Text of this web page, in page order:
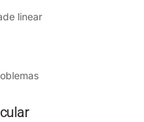
linear